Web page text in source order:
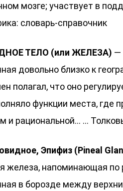
мозге; участвует в
cловарь-справочник
ТЕЛО (или ЖЕЛЕЗА) —
довольно близко к
полагал, что оно
функции места, где
и рациональной… …
Эпифиз (Pineal
железа, напоминающая по
в борозде между